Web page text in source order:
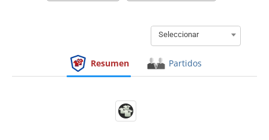
Seleccionar
Resumen Partidos